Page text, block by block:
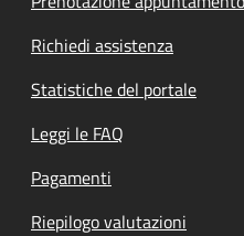
Richiedi assistenza
Statistiche del portale
Leggi le FAQ
Pagamenti
Riepilogo valutazioni